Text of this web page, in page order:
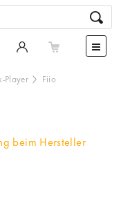
Player Fiio
beim Hersteller